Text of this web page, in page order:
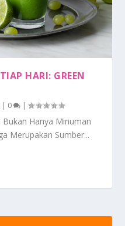
HARI: GREEN
| 0 |
Hanya Minuman
Merupakan Sumber...